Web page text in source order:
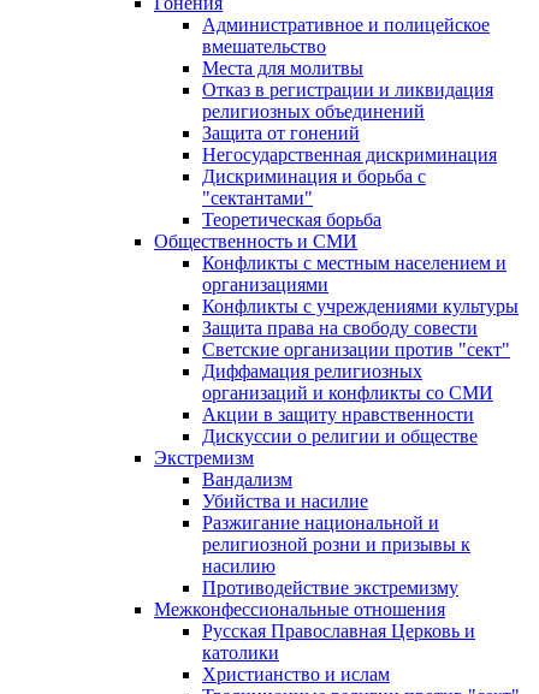
Административное и полицейское
вмешательство
Места для молитвы
Отказ в регистрации и ликвидация
религиозных объединений
Защита от гонений
Негосударственная дискриминация
Дискриминация и борьба с
"сектантами"
Теоретическая борьба
Общественность и СМИ
Конфликты с местным населением и
организациями
Конфликты с учреждениями культуры
Защита права на свободу совести
Светские организации против "сект"
Диффамация религиозных
организаций и конфликты со СМИ
Акции в защиту нравственности
Дискуссии о религии и обществе
Экстремизм
Вандализм
Убийства и насилие
Разжигание национальной и
религиозной розни и призывы к
насилию
Противодействие экстремизму
Межконфессиональные отношения
Русская Православная Церковь и
католики
Христианство и ислам